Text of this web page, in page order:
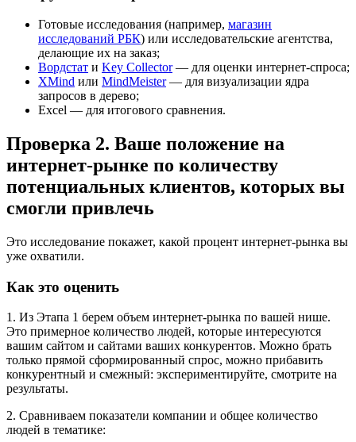
Готовые исследования (например, магазин
исследований РБК) или исследовательские агентства,
делающие их на заказ;
Вордстат и Key Collector— для оценки интернет-спроса;
XMind или MindMeister— для визуализации ядра
запросов в дерево;
Excel — для итогового сравнения.
Проверка 2. Ваше положение на
интернет-рынке по количеству
потенциальных клиентов, которых вы
смогли привлечь
Это исследование покажет, какой процент интернет-рынка вы
уже охватили.
Как это оценить
1. Из Этапа 1 берем объем интернет-рынка по вашей нише.
Это примерное количество людей, которые интересуются
вашим сайтом и сайтами ваших конкурентов. Можно брать
только прямой сформированный спрос, можно прибавить
конкурентный и смежный: экспериментируйте, смотрите на
результаты.
2. Сравниваем показатели компании и общее количество
людей в тематике: